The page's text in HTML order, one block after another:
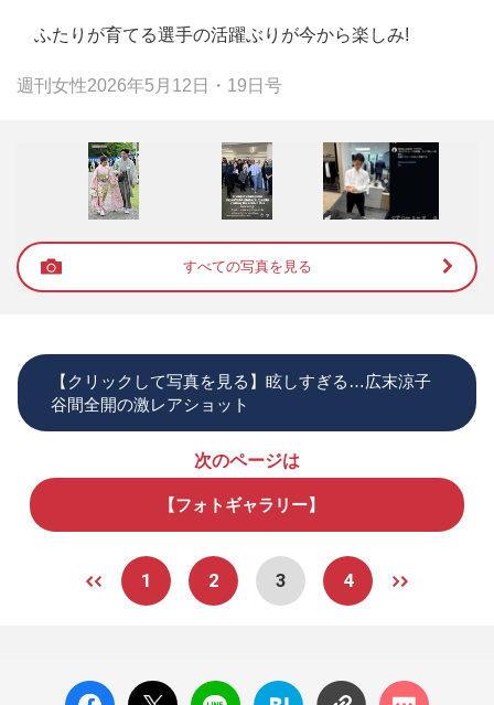
ふたりが育てる選手の活躍ぶりが今から楽しみ!
週刊女性2026年5月12日・19日号
すべての写真を見る
【クリックして写真を見る】眩しすぎる…広末涼子
谷間全開の激レアショット
次のページは
【フォトギャラリー】
1 2 3 4
facebo
X ポス
LINE
はてな
コメン